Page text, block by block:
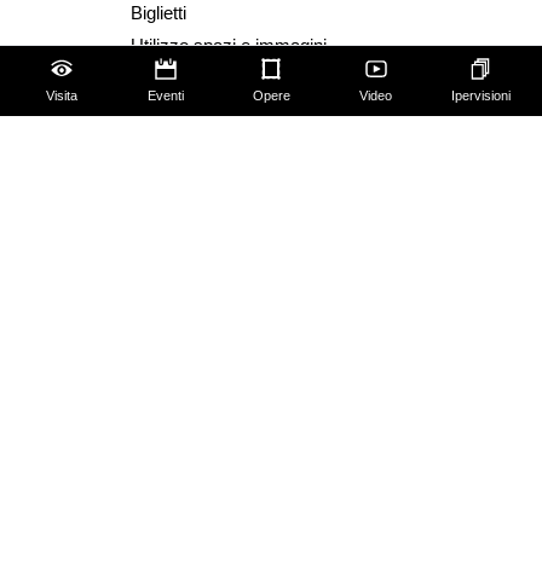
Visita Eventi Opere Video Ipervisioni
Biglietti
Utilizzo spazi e immagini
Mappa del sito
Contattaci